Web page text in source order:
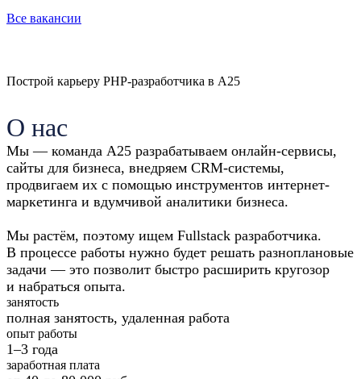
Все вакансии
Построй карьеру PHP-разработчика в А25
О нас
Мы — команда А25 разрабатываем онлайн-сервисы,
сайты для бизнеса, внедряем CRM-системы,
продвигаем их с помощью инструментов интернет-
маркетинга и вдумчивой аналитики бизнеса.
Мы растём, поэтому ищем Fullstack разработчика.
В процессе работы нужно будет решать разноплановые
задачи — это позволит быстро расширить кругозор
и набраться опыта.
занятость
полная занятость, удаленная работа
опыт работы
1–3 года
заработная плата